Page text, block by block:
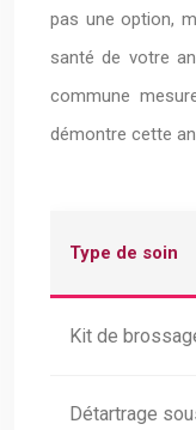
pas une option,
santé de votre
commune
démontre cette
Type de soin
Kit de
Détartrage